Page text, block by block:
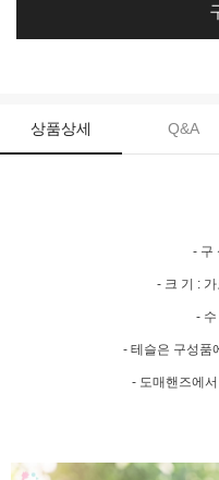
상품상세 Q&A
- 구
- 크 기 :
-
- 테슬은 구성품
- 도매핸즈에